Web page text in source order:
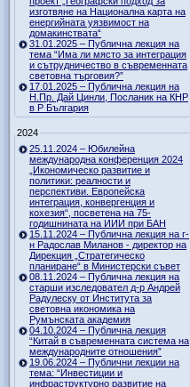
изготвяне на Национална карта на
енергийната уязвимост на
домакинствата“
31.01.2025 – Публична лекция на
тема “Има ли място за интеграция
и сътрудничество в съвременната
световна търговия?”
17.01.2025 – Публична лекция на
Н.Пр. Дай Цинли, Посланик на КНР
в Р България
2024
25.11.2024 – Юбилейна
международна конференция 2024
„Икономическо развитие и
политики: реалности и
перспективи. Европейска
интеграция, конвергенция и
кохезия“, посветена на 75-
годишнината на ИИИ при БАН
15.11.2024 – Публична лекция на г-
н Радослав Миланов - директор на
Дирекция „Стратегическо
планиране“ в Министерски съвет
08.11.2024 – Публична лекция на
старши изследовател д-р Андрей
Радулеску от Института за
световна икономика на
Румънската академия
04.10.2024 – Публична лекция
“Китай в съвременната система на
международните отношения”
19.06.2024 – Публични лекции на
тема: “Инвестиции и
инфраструктурно развитие на